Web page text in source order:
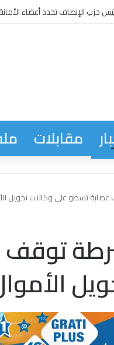
حزب الإنصاف تحدد أعضاء
مقابلات
تسطو على وكالات تحويل